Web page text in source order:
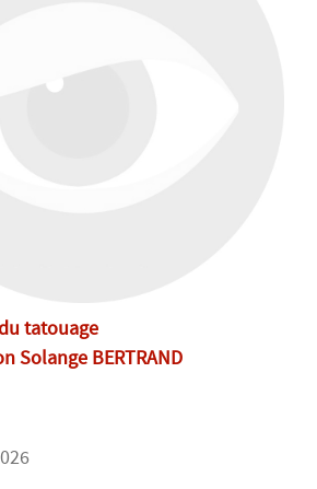
tatouage
Solange BERTRAND